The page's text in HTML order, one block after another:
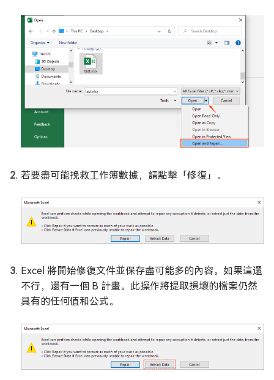
若要盡可能挽救工作簿數據，請點擊「修復」。
Excel 將開始修復文件並保存盡可能多的內容。如果這還
不行，還有一個 B 計畫。此操作將提取損壞的檔案仍然
具有的任何值和公式。